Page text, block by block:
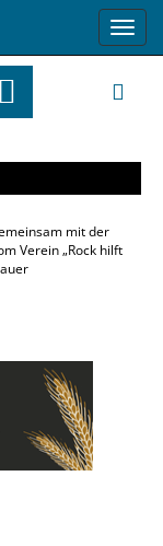
mit der
Verein „Rock hilft